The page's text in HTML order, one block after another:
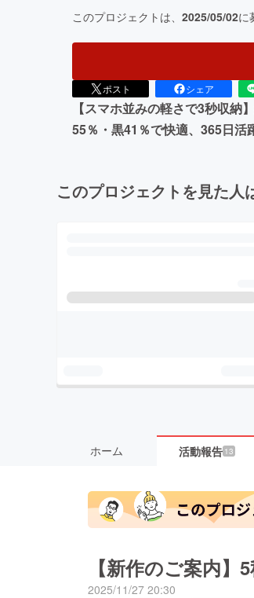
このプロジェクトは、 2025/05/02に
ポスト シェア
【スマホ並みの軽さで3秒収
55％・黒41％で快適、365日活
このプロジェクトを見た人
ホーム 活動報告 13
【新作のご案内】
2025/11/27 20:30